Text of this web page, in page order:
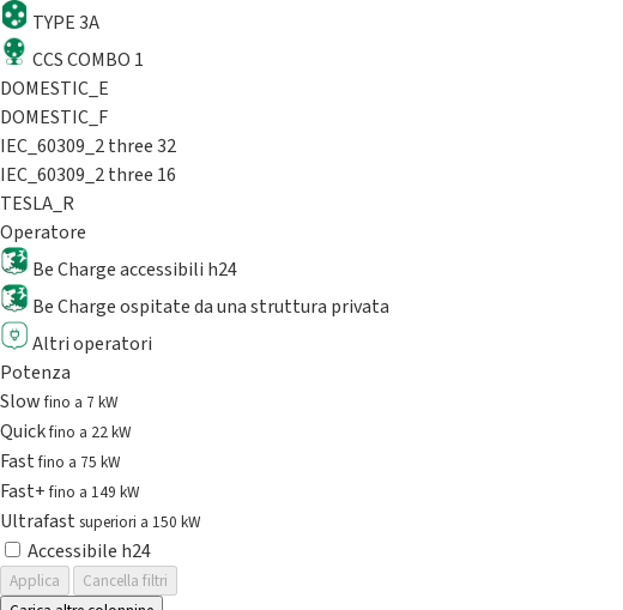
TYPE 3A
CCS COMBO 1
DOMESTIC_E
DOMESTIC_F
IEC_60309_2 three 32
IEC_60309_2 three 16
TESLA_R
Operatore
Be Charge accessibili h24
Be Charge ospitate da una struttura privata
Altri operatori
Potenza
Slowfino a 7 kW
Quickfino a 22 kW
Fastfino a 75 kW
Fast+fino a 149 kW
Ultrafast superiori a 150 kW
Accessibile h24
Applica
Cancella filtri